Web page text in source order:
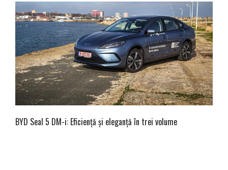
BYD Seal 5 DM-i: Eficiență și eleganță în trei volume